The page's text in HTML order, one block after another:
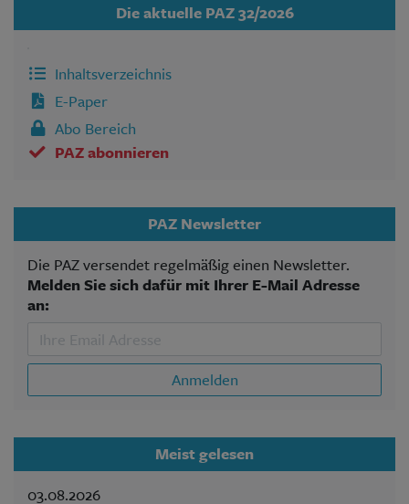
Die aktuelle PAZ 32/2026
Inhaltsverzeichnis
E-Paper
Abo Bereich
PAZ abonnieren
PAZ Newsletter
Die PAZ versendet regelmäßig einen Newsletter.
Melden Sie sich dafür mit Ihrer E-Mail Adresse
an:
Anmelden
Meist gelesen
03.08.2026